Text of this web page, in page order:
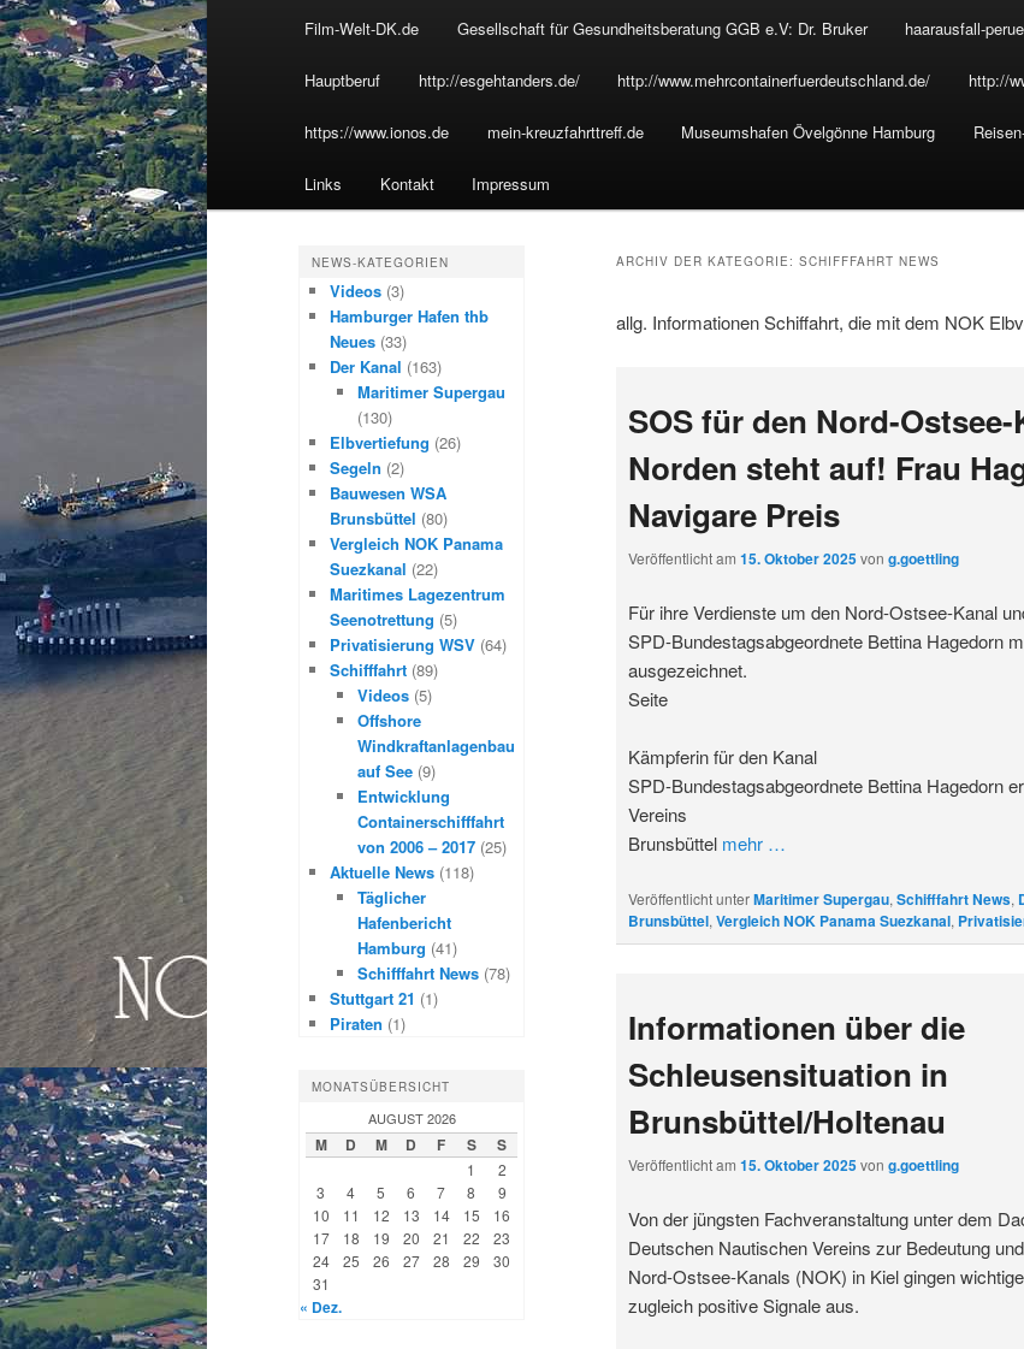
Inhalt
wechseln
sekundären
Inhalt
Film-Welt-DK.de Gesellschaft für Gesundheitsberatung GGB e.V: Dr. Bruker haarausfall-
Hauptberuf http://esgehtanders.de/ http://www.mehrcontainerfuerdeutschland.de/ http://
https://www.ionos.de mein-kreuzfahrttreff.de Museumshafen Övelgönne Hamburg
Links Kontakt Impressum
ARCHIV DER KATEGORIE: SCHIFFFAHRT NEWS
allg. Informationen Schiffahrt, die mit dem NOK
SOS für den Nord-
Norden steht auf! Frau
Navigare Preis
Veröffentlicht am 15. Oktober 2025von g.goettling
Für ihre Verdienste um den Nord-Ostsee-Kanal
SPD-Bundestagsabgeordnete Bettina Hagedorn
ausgezeichnet.
Seite
Kämpferin für den Kanal
SPD-Bundestagsabgeordnete Bettina Hagedorn
Vereins
Brunsbüttel mehr …
Veröffentlicht unterMaritimer Supergau, Schifffahrt News,
Brunsbüttel, Vergleich NOK Panama Suezkanal,
Informationen über die
Schleusensituation in
Brunsbüttel/Holtenau
Veröffentlicht am 15. Oktober 2025von g.goettling
Von der jüngsten Fachveranstaltung unter dem
Deutschen Nautischen Vereins zur Bedeutung
Nord-Ostsee-Kanals (NOK) in Kiel gingen
zugleich positive Signale aus.
NEWS-KATEGORIEN
Videos (3)
Hamburger Hafen thb
Neues (33)
Der Kanal (163)
Maritimer Supergau
(130)
Elbvertiefung (26)
Segeln (2)
Bauwesen WSA
Brunsbüttel (80)
Vergleich NOK Panama
Suezkanal (22)
Maritimes Lagezentrum
Seenotrettung (5)
Privatisierung WSV (64)
Schifffahrt (89)
Videos(5)
Offshore
Windkraftanlagenbau
auf See(9)
Entwicklung
Containerschifffahrt
von 2006 – 2017(25)
Aktuelle News (118)
Täglicher
Hafenbericht
Hamburg (41)
Schifffahrt News(78)
Stuttgart 21 (1)
Piraten (1)
MONATSÜBERSICHT
AUGUST 2026
M D M D F S S
1
2
3
4 5 6 7 8
9
10
11 12 13 14 15
16
17
18 19 20 21 22
23
24
25 26 27 28 29
30
31
« Dez.